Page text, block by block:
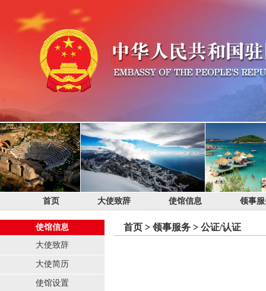
首页 大使致辞 使馆信息 领事
使馆信息
大使致辞
大使简历
使馆设置
首页 > 领事服务 > 公证/认证